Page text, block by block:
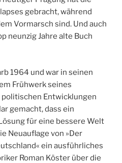
gebracht, während
Vormarsch sind. Und auch
neunzig Jahre alte Buch
1964 und war in seinen
Frühwerk seines
Entwicklungen
gemacht, dass ein
für eine bessere Welt
Neuauflage von »Der
ein ausführliches
Roman Köster über die